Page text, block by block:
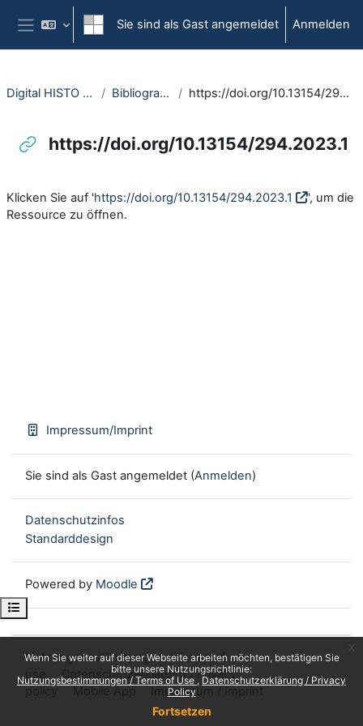
Zum Hauptinhalt
Wenn Sie weiter auf dieser Webseite arbeiten möchten, bestätigen Sie
bitte unsere Nutzungsrichtlinie:
Nutzungsbestimmungen / Terms of Use
Datenschutzerklärung / Privacy
Policy
Fortsetzen
Website-Übersicht
Sie sind als Gast angemeldet Anmelden
Kursindex öffnen
Digital HISTO NRW Bibliographie https://doi.org/10.13154/294.2023.1
https://doi.org/10.13154/294.2023.1
Klicken Sie auf 'https://doi.org/10.13154/294.2023.1
', um die
Ressource zu öffnen.
Impressum/Imprint
Sie sind als Gast angemeldet (Anmelden)
Datenschutzinfos
Standarddesign
Powered by Moodle
Nutzungsbestimmungen / Terms of
use
Datenschutzerklärung / Privacy
policy
Mobile App Impressum / Imprint